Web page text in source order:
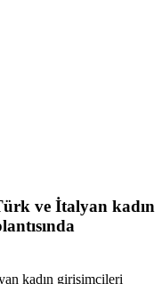
ve İtalyan kadın